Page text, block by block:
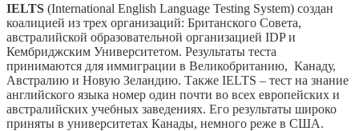
IELTS (International English Language Testing System) создан
коалицией из трех организаций: Британского Совета,
австралийской образовательной организацией IDP и
Кембриджским Университетом. Результаты теста
принимаются для иммиграции в Великобританию, Канаду,
Австралию и Новую Зеландию. Также IELTS – тест на знание
английского языка номер один почти во всех европейских и
австралийских учебных заведениях. Его результаты широко
приняты в университетах Канады, немного реже в США.